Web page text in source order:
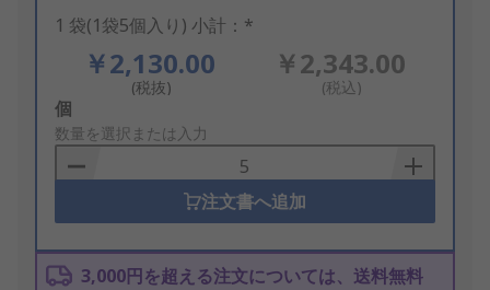
1 袋(1袋5個入り) 小計：*
￥2,130.00
(税抜)
￥2,343.00
(税込)
Add
to
Basket
個
数量を選択または入力
注文書へ追加
3,000円を超える注文については、送料無料